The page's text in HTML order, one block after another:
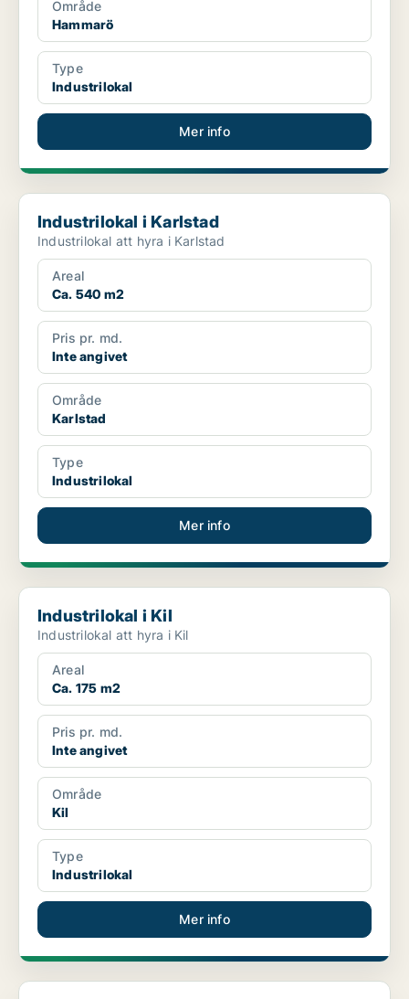
Område
Hammarö
Type
Industrilokal
Mer info
Industrilokal i Karlstad
Industrilokal i Karlstad
Industrilokal att hyra i Karlstad
Areal
Ca. 540 m2
Pris pr. md.
Inte angivet
Område
Karlstad
Type
Industrilokal
Mer info
Industrilokal i Kil
Industrilokal i Kil
Industrilokal att hyra i Kil
Areal
Ca. 175 m2
Pris pr. md.
Inte angivet
Område
Kil
Type
Industrilokal
Mer info
Industrilokal i Hammarö